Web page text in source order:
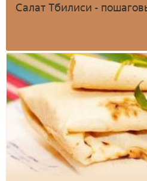
Салат Тбилиси -